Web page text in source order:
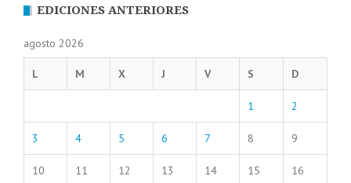
EDICIONES ANTERIORES
agosto 2026
L M X J V S D
1 2
3 4 5 6 7 8 9
10 11 12 13 14 15 16